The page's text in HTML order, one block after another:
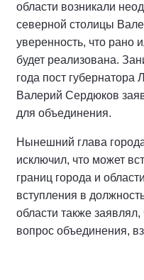
области возникали
северной столицы
уверенность, что рано
будет реализована.
года пост губернатора
Валерий Сердюков
для объединения.
Нынешний глава
исключил, что может
границ города и
вступления в
области также
вопрос объединения,